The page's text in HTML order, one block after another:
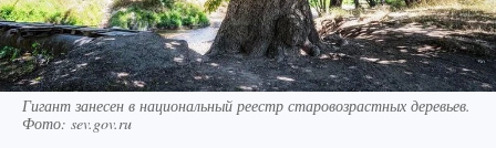
Гигант занесен в национальный реестр старовозрастных деревьев.
Фото: sev.gov.ru